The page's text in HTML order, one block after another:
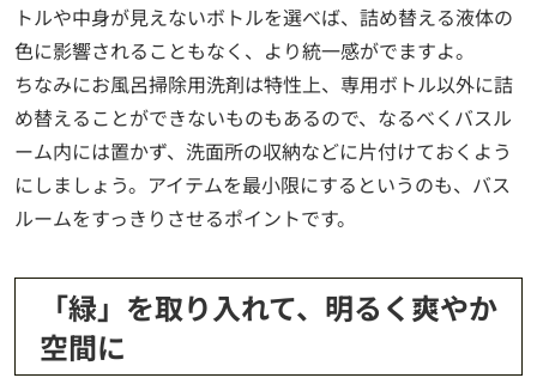
トルや中身が見えないボトルを選べば、詰め替える液体の
色に影響されることもなく、より統一感がでますよ。
ちなみにお風呂掃除用洗剤は特性上、専用ボトル以外に詰
め替えることができないものもあるので、なるべくバスル
ーム内には置かず、洗面所の収納などに片付けておくよう
にしましょう。アイテムを最小限にするというのも、バス
ルームをすっきりさせるポイントです。
「緑」を取り入れて、明るく爽やか
空間に